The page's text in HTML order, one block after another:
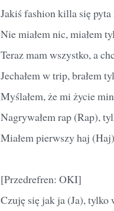
Jakiś fashion killa się
Nie miałem nic, miałem
Teraz mam wszystko, a
Jechałem w trip, brałem
Myślałem, że mi życie
Nagrywałem rap (Rap),
Miałem pierwszy haj
[Przedrefren: OKI]
Czuję się jak ja (Ja), tylko